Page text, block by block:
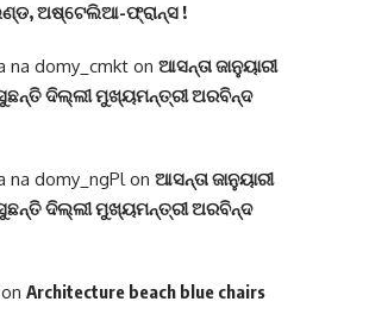
ଅଷ୍ଟେଲିଆ-ଫ୍ରାନ୍ସ !
na domy_cmkt on ଆସନ୍ତା ଜାନୁୟାରୀ
ଦିଲ୍ଲୀ ମୁଖ୍ୟମନ୍ତ୍ରୀ ଅରବିନ୍ଦ
na domy_ngPlon ଆସନ୍ତା ଜାନୁୟାରୀ
ଦିଲ୍ଲୀ ମୁଖ୍ୟମନ୍ତ୍ରୀ ଅରବିନ୍ଦ
on Architecture beach blue chairs